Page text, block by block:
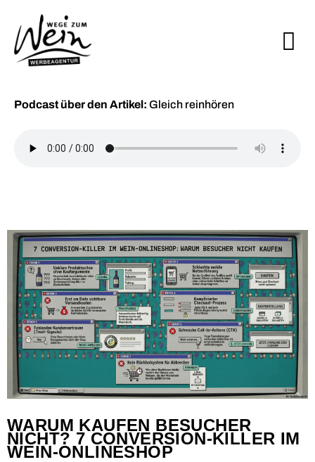
Podcast über den Artikel: Gleich reinhören
WARUM KAUFEN BESUCHER
NICHT? 7 CONVERSION-KILLER IM
WEIN-ONLINESHOP